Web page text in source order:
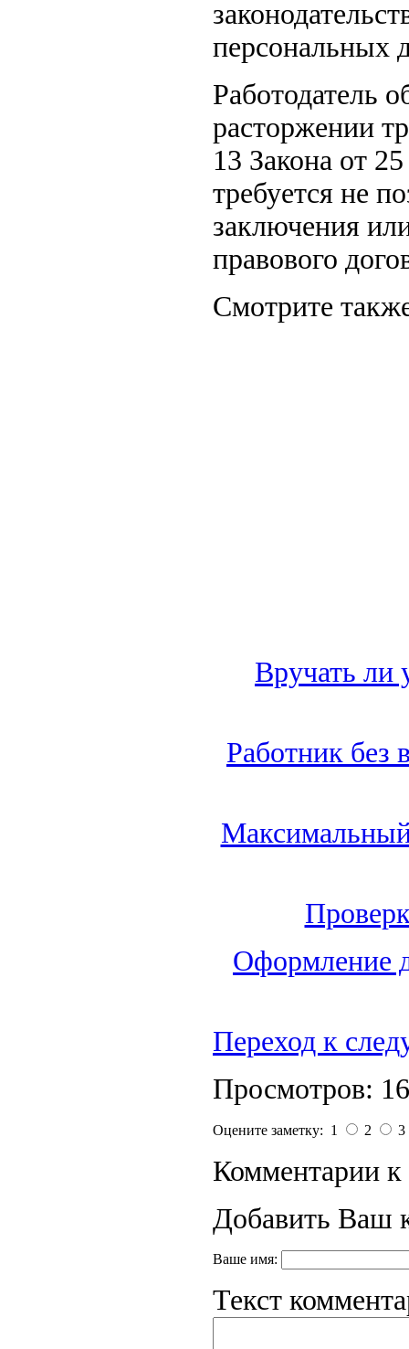
персональных
Работодатель
расторжении
13 Закона от
требуется не
заключения
правового
Смотрите
Вручать ли
Работник без
Максимальный
Оформление
Переход к
Просмотров:
Оцените заметку: 1 2 3
Комментарии к
Добавить Ваш
Ваше имя:
Текст